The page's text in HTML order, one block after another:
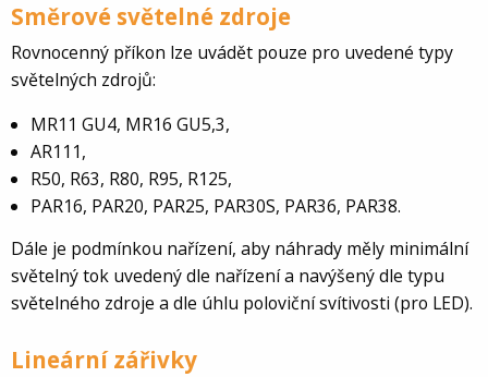
Směrové světelné zdroje
Rovnocenný příkon lze uvádět pouze pro uvedené typy
světelných zdrojů:
MR11 GU4, MR16 GU5,3,
AR111,
R50, R63, R80, R95, R125,
PAR16, PAR20, PAR25, PAR30S, PAR36, PAR38.
Dále je podmínkou nařízení, aby náhrady měly minimální
světelný tok uvedený dle nařízení a navýšený dle typu
světelného zdroje a dle úhlu poloviční svítivosti (pro LED).
Lineární zářivky